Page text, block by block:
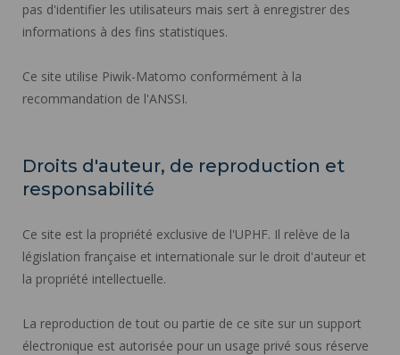
pas d'identifier les utilisateurs mais sert à enregistrer des
informations à des fins statistiques.
Ce site utilise Piwik-Matomo conformément à la
recommandation de l'ANSSI.
Droits d'auteur, de reproduction et
responsabilité
Ce site est la propriété exclusive de l'UPHF. Il relève de la
législation française et internationale sur le droit d'auteur et
la propriété intellectuelle.
La reproduction de tout ou partie de ce site sur un support
électronique est autorisée pour un usage privé sous réserve